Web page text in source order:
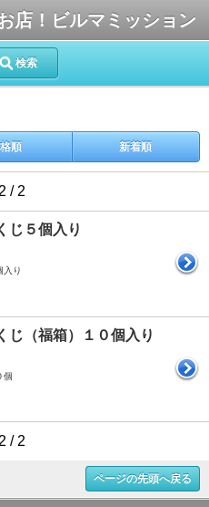
店！ビルマミッション
検索
順 新着順
/ 2
じ５個入り
入り
じ（福箱）１０個入り
個
/ 2
ページの先頭へ戻る